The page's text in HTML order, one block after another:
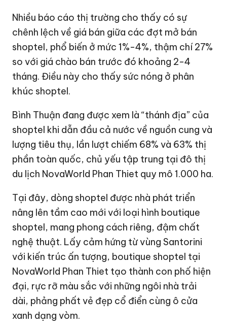
Nhiều báo cáo thị trường cho thấy có sự
chênh lệch về giá bán giữa các đợt mở bán
shoptel, phổ biến ở mức 1%-4%, thậm chí 27%
so với giá chào bán trước đó khoảng 2-4
tháng. Điều này cho thấy sức nóng ở phân
khúc shoptel.
Bình Thuận đang được xem là “thánh địa” của
shoptel khi dẫn đầu cả nước về nguồn cung và
lượng tiêu thụ, lần lượt chiếm 68% và 63% thị
phần toàn quốc, chủ yếu tập trung tại đô thị
du lịch NovaWorld Phan Thiet quy mô 1.000 ha.
Tại đây, dòng shoptel được nhà phát triển
nâng lên tầm cao mới với loại hình boutique
shoptel, mang phong cách riêng, đậm chất
nghệ thuật. Lấy cảm hứng từ vùng Santorini
với kiến trúc ấn tượng, boutique shoptel tại
NovaWorld Phan Thiet tạo thành con phố hiện
đại, rực rỡ màu sắc với những ngôi nhà trải
dài, phảng phất vẻ đẹp cổ điển cùng ô cửa
xanh dạng vòm.